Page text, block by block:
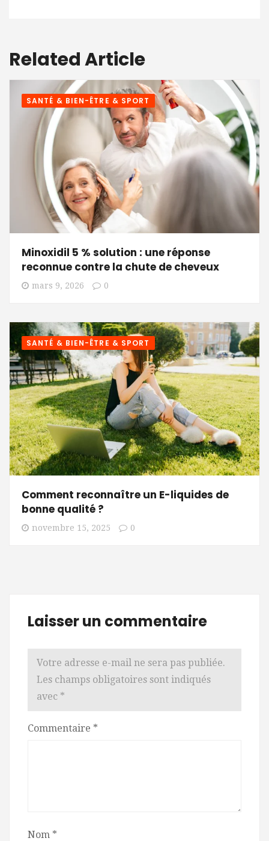
Related Article
SANTÉ & BIEN-ÊTRE & SPORT
Minoxidil 5 % solution : une réponse
reconnue contre la chute de cheveux
mars 9, 2026 0
SANTÉ & BIEN-ÊTRE & SPORT
Comment reconnaître un E-liquides de
bonne qualité ?
novembre 15, 2025 0
Laisser un commentaire
Votre adresse e-mail ne sera pas publiée.
Les champs obligatoires sont indiqués
avec *
Commentaire *
Nom *